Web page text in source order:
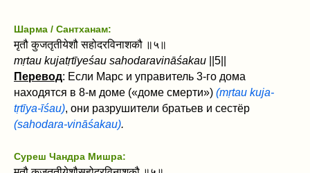
Шарма / Сантханам:
मृतौ कुजतृतीयेशौ सहोदरविनाशकौ ॥५॥
mṛtau kujatṛtīyeśau sahodaravināśakau
||5||
Перевод: Если Марс и управитель 3-го дома
находятся в 8-м доме («доме смерти») (mṛtau kuja-
tṛtīya-īśau), они разрушители братьев и сестёр
(sahodara-vināśakau).
Суреш Чандра Мишра: